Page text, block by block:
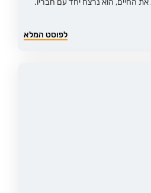
החיים, הוא נרצח יחד עם חבריו.
לפוסט המלא